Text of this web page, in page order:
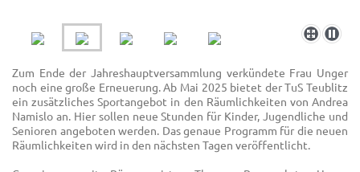
Zum Ende der Jahreshauptversammlung verkündete Frau Unger
noch eine große Erneuerung. Ab Mai 2025 bietet der TuS Teublitz
ein zusätzliches Sportangebot in den Räumlichkeiten von Andrea
Namislo an. Hier sollen neue Stunden für Kinder, Jugendliche und
Senioren angeboten werden. Das genaue Programm für die neuen
Räumlichkeiten wird in den nächsten Tagen veröffentlicht.